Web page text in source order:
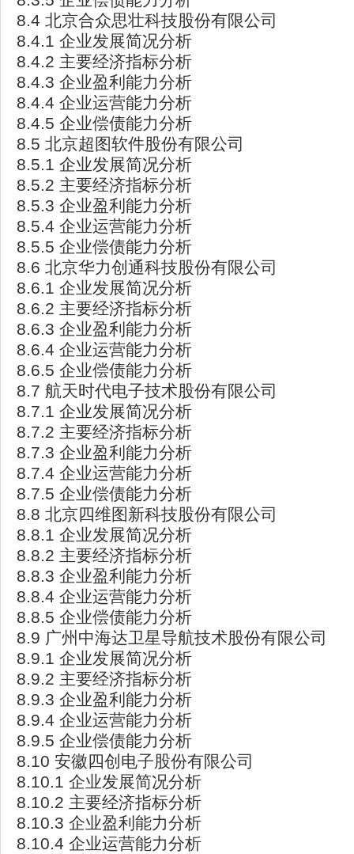
8.4 北京合众思壮科技股份有限公司
8.4.1 企业发展简况分析
8.4.2 主要经济指标分析
8.4.3 企业盈利能力分析
8.4.4 企业运营能力分析
8.4.5 企业偿债能力分析
8.5 北京超图软件股份有限公司
8.5.1 企业发展简况分析
8.5.2 主要经济指标分析
8.5.3 企业盈利能力分析
8.5.4 企业运营能力分析
8.5.5 企业偿债能力分析
8.6 北京华力创通科技股份有限公司
8.6.1 企业发展简况分析
8.6.2 主要经济指标分析
8.6.3 企业盈利能力分析
8.6.4 企业运营能力分析
8.6.5 企业偿债能力分析
8.7 航天时代电子技术股份有限公司
8.7.1 企业发展简况分析
8.7.2 主要经济指标分析
8.7.3 企业盈利能力分析
8.7.4 企业运营能力分析
8.7.5 企业偿债能力分析
8.8 北京四维图新科技股份有限公司
8.8.1 企业发展简况分析
8.8.2 主要经济指标分析
8.8.3 企业盈利能力分析
8.8.4 企业运营能力分析
8.8.5 企业偿债能力分析
8.9 广州中海达卫星导航技术股份有限公司
8.9.1 企业发展简况分析
8.9.2 主要经济指标分析
8.9.3 企业盈利能力分析
8.9.4 企业运营能力分析
8.9.5 企业偿债能力分析
8.10 安徽四创电子股份有限公司
8.10.1 企业发展简况分析
8.10.2 主要经济指标分析
8.10.3 企业盈利能力分析
8.10.4 企业运营能力分析